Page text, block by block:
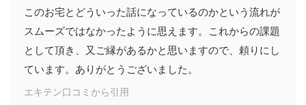
このお宅とどういった話になっているのかという流れが
スムーズではなかったように思えます。これからの課題
として頂き、又ご縁があるかと思いますので、頼りにし
ています。ありがとうございました。
エキテン口コミから引用